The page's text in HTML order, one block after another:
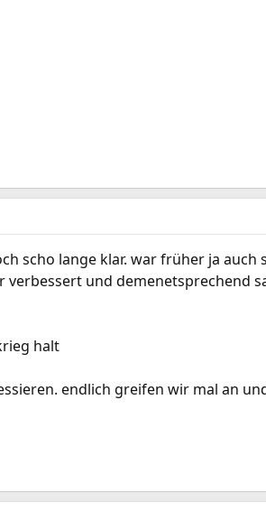
scho lange klar. war früher ja auch
und demenetsprechend
halt
endlich greifen wir mal an